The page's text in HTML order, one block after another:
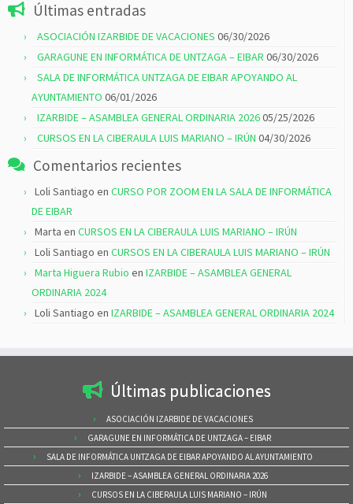
Últimas entradas
ASOCIACIÓN IZARBIDE DE VACACIONES 06/30/2026
GARAGUNE EN INFORMÁTICA DE UNTZAGA – EIBAR 06/30/2026
SALA DE INFORMÁTICA UNTZAGA DE EIBAR APOYANDO AL
AYUNTAMIENTO 06/01/2026
IZARBIDE – ASAMBLEA GENERAL ORDINARIA 202605/25/2026
CURSOS EN LA CIBERAULA LUIS MARIANO – IRÚN 04/30/2026
Comentarios recientes
Loli Santiago en CURSO POR ZOOM EN LA SALA DE INFORMÁTICA
DE EIBAR
Marta en CURSOS EN LA CIBERAULA LUIS MARIANO – IRÚN
Loli Santiago en CURSOS EN LA CIBERAULA LUIS MARIANO – IRÚN
Marta Higuera Rubio en IZARBIDE – ASAMBLEA GENERAL
ORDINARIA 2024
Loli Santiago en IZARBIDE – ASAMBLEA GENERAL ORDINARIA 2024
Últimas publicaciones
ASOCIACIÓN IZARBIDE DE VACACIONES
GARAGUNE EN INFORMÁTICA DE UNTZAGA – EIBAR
SALA DE INFORMÁTICA UNTZAGA DE EIBAR APOYANDO AL AYUNTAMIENTO
IZARBIDE – ASAMBLEA GENERAL ORDINARIA 2026
CURSOS EN LA CIBERAULA LUIS MARIANO – IRÚN